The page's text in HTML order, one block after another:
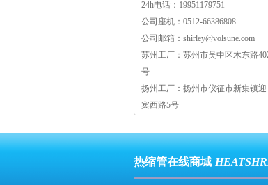
24h电话： 19951179751
公司座机： 0512-66386808
公司邮箱： shirley@volsune.com
苏州工厂： 苏州市吴中区木东路
号
扬州工厂： 扬州市仪征市新集镇迎
宾西路5号
热缩管在线商城